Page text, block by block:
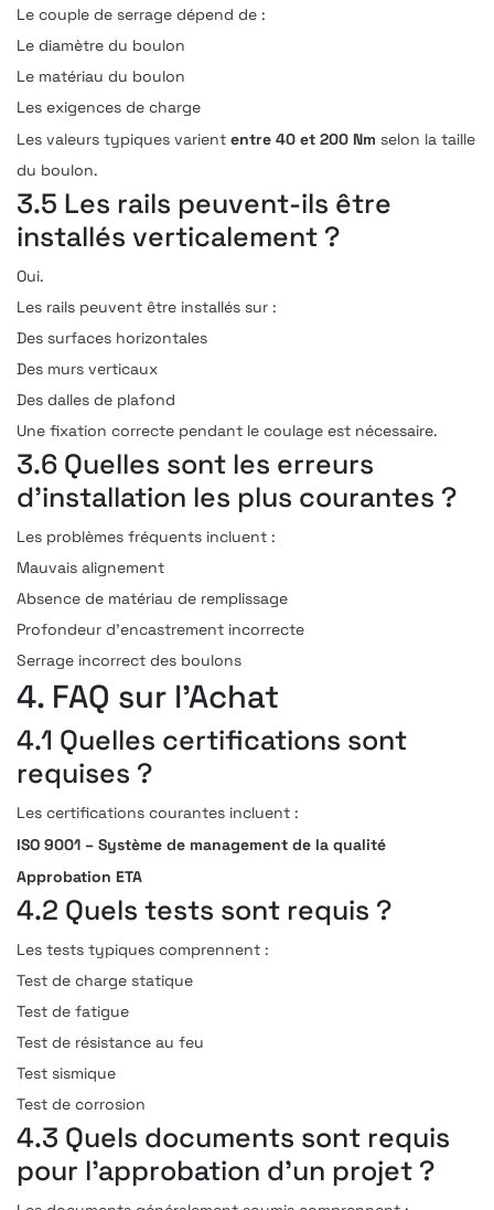
Le couple de serrage dépend de :
Le diamètre du boulon
Le matériau du boulon
Les exigences de charge
Les valeurs typiques varient entre 40 et 200 Nm selon la taille
du boulon.
3.5 Les rails peuvent-ils être
installés verticalement ?
Oui.
Les rails peuvent être installés sur :
Des surfaces horizontales
Des murs verticaux
Des dalles de plafond
Une fixation correcte pendant le coulage est nécessaire.
3.6 Quelles sont les erreurs
d’installation les plus courantes ?
Les problèmes fréquents incluent :
Mauvais alignement
Absence de matériau de remplissage
Profondeur d’encastrement incorrecte
Serrage incorrect des boulons
4. FAQ sur l’Achat
4.1 Quelles certifications sont
requises ?
Les certifications courantes incluent :
ISO 9001 – Système de management de la qualité
Approbation ETA
4.2 Quels tests sont requis ?
Les tests typiques comprennent :
Test de charge statique
Test de fatigue
Test de résistance au feu
Test sismique
Test de corrosion
4.3 Quels documents sont requis
pour l’approbation d’un projet ?